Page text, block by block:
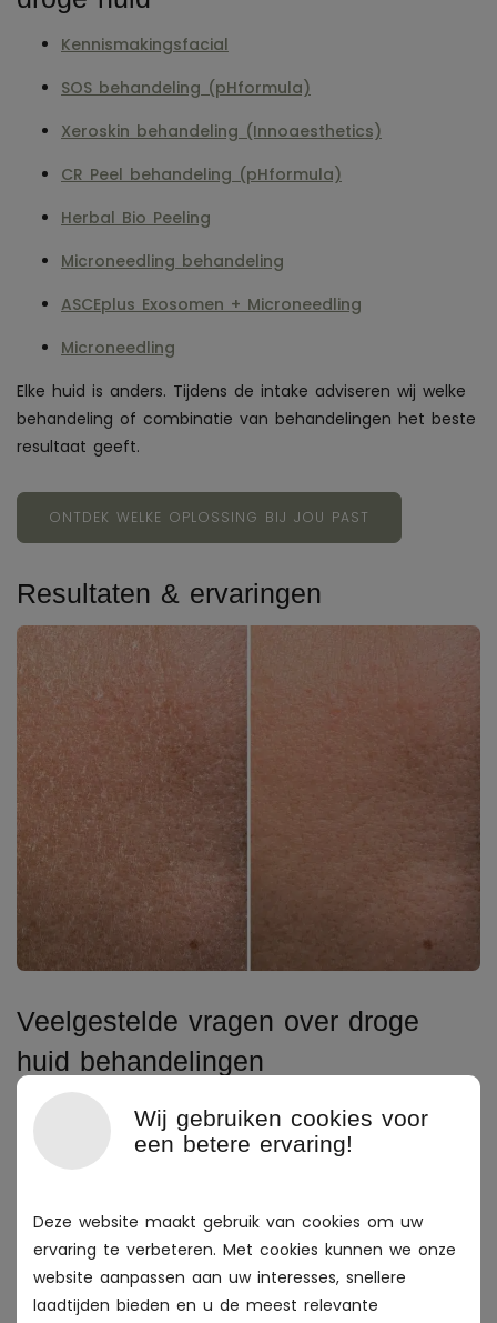
Kennismakingsfacial
SOS behandeling (pHformula)
Xeroskin behandeling (Innoaesthetics)
CR Peel behandeling (pHformula)
Herbal Bio Peeling
Microneedling behandeling
ASCEplus Exosomen + Microneedling
Microneedling
Elke huid is anders. Tijdens de intake adviseren wij welke
behandeling of combinatie van behandelingen het beste
resultaat geeft.
ONTDEK WELKE OPLOSSING BIJ JOU PAST
Resultaten & ervaringen
Veelgestelde vragen over droge
huid behandelingen
Kan een droge huid vanzelf herstellen?
Welke producten zijn geschikt?
Wij gebruiken cookies voor
een betere ervaring!
Deze website maakt gebruik van cookies om uw
ervaring te verbeteren. Met cookies kunnen we onze
website aanpassen aan uw interesses, snellere
laadtijden bieden en u de meest relevante